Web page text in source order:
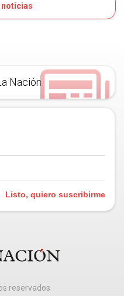
noticias
Nación
Listo, quiero suscribirme
reservados